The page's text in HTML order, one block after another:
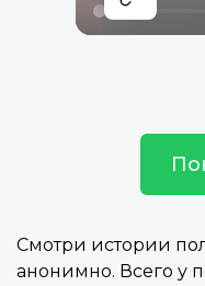
Смотри истории
анонимно. Всего у